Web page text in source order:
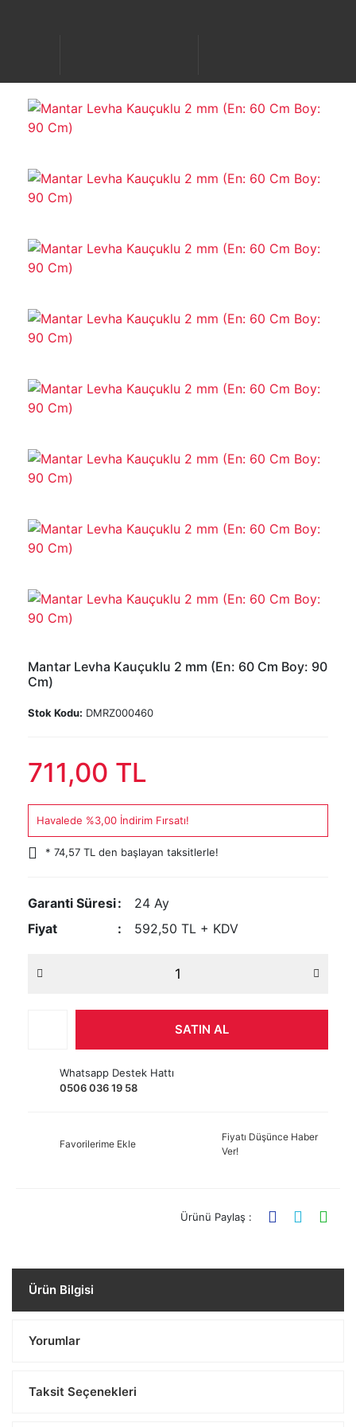
Mantar Levha Kauçuklu 2 mm (En: 60 Cm Boy: 90
Cm)
Stok Kodu: DMRZ000460
711,00 TL
Havalede %3,00 İndirim Fırsatı!
* 74,57 TL den başlayan taksitlerle!
Garanti Süresi
24 Ay
Fiyat
592,50 TL + KDV
SATIN AL
Whatsapp Destek Hattı
0506 036 19 58
Favorilerime Ekle
Fiyatı Düşünce Haber
Ver!
Ürünü Paylaş :
Ürün Bilgisi
Yorumlar
Taksit Seçenekleri